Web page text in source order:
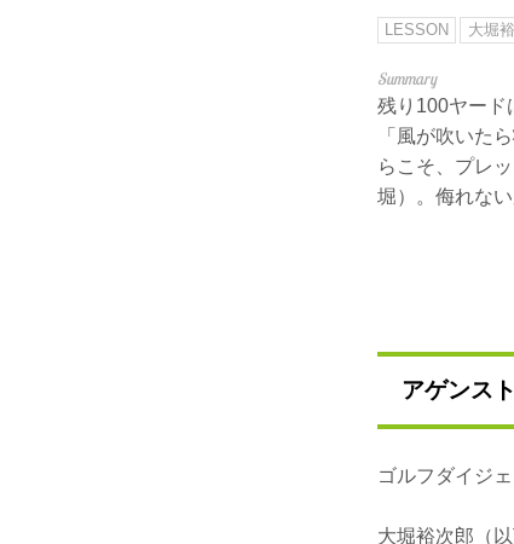
LESSON 大堀
残り100ヤード
「風が吹いた
らこそ、プレ
堀）。侮れな
アゲンス
ゴルフダイジ
大堀裕次郎（